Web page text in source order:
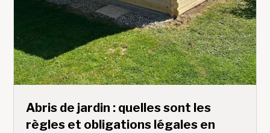
Abris de jardin : quelles sont les
règles et obligations légales en